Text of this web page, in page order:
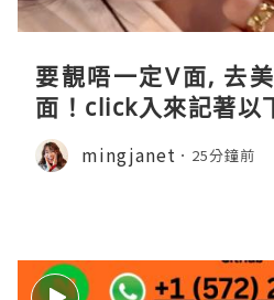
要靚唔一定V面, 去
面！click入來記著以
mingjanet 25分鐘前